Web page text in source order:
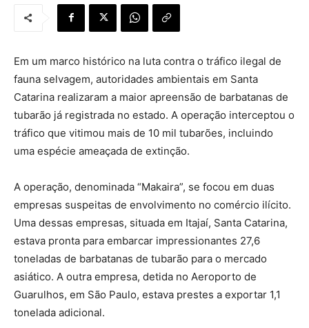
Em um marco histórico na luta contra o tráfico ilegal de
fauna selvagem, autoridades ambientais em Santa
Catarina realizaram a maior apreensão de barbatanas de
tubarão já registrada no estado. A operação interceptou o
tráfico que vitimou mais de 10 mil tubarões, incluindo
uma espécie ameaçada de extinção.
A operação, denominada “Makaira”, se focou em duas
empresas suspeitas de envolvimento no comércio ilícito.
Uma dessas empresas, situada em Itajaí, Santa Catarina,
estava pronta para embarcar impressionantes 27,6
toneladas de barbatanas de tubarão para o mercado
asiático. A outra empresa, detida no Aeroporto de
Guarulhos, em São Paulo, estava prestes a exportar 1,1
tonelada adicional.